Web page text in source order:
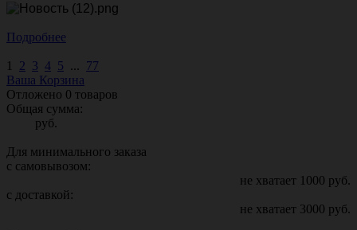
Подробнее
1 2 3 4 5 ... 77
Ваша Корзина
Отложено 0 товаров
Общая сумма:
руб.
Для минимального заказа
с самовывозом:
не хватает 1000 руб.
с доставкой:
не хватает 3000 руб.